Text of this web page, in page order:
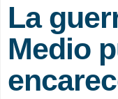
La
Medio